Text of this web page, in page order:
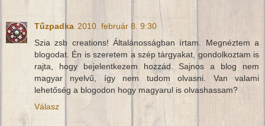
Tűzpadka 2010. február 8. 9:30
Szia zsb creations! Általánosságban írtam. Megnéztem a
blogodat. Én is szeretem a szép tárgyakat, gondolkoztam is
rajta, hogy bejelentkezem hozzád. Sajnos a blog nem
magyar nyelvű, így nem tudom olvasni. Van valami
lehetőség a blogodon hogy magyarul is olvashassam?
Válasz